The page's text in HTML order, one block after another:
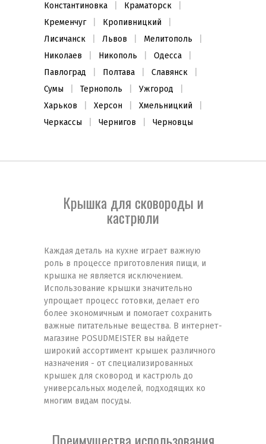
Константиновка
Краматорск
Кременчуг
Кропивницкий
Лисичанск
Львов
Мелитополь
Николаев
Никополь
Одесса
Павлоград
Полтава
Славянск
Сумы
Тернополь
Ужгород
Харьков
Херсон
Хмельницкий
Черкассы
Чернигов Черновцы
Крышка для сковороды и
кастрюли
Каждая деталь на кухне играет важную
роль в процессе приготовления пищи, и
крышка не является исключением.
Использование крышки значительно
упрощает процесс готовки, делает его
более экономичным и помогает сохранить
важные питательные вещества. В интернет-
магазине POSUDMEISTER вы найдете
широкий ассортимент крышек различного
назначения - от специализированных
крышек для сковород и кастрюль до
универсальных моделей, подходящих ко
многим видам посуды.